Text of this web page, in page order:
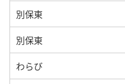
別保東
別保東
わらび